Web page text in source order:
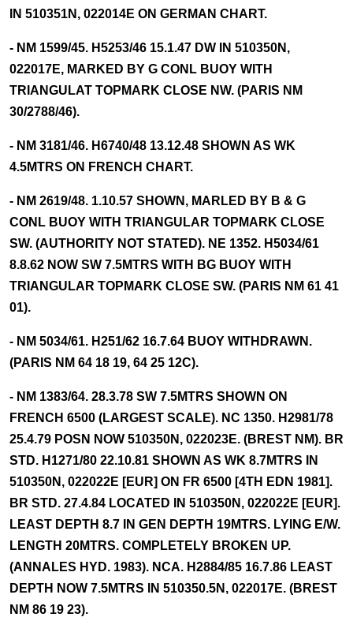
IN 510351N, 022014E ON GERMAN CHART.
- NM 1599/45. H5253/46 15.1.47 DW IN 510350N,
022017E, MARKED BY G CONL BUOY WITH
TRIANGULAT TOPMARK CLOSE NW. (PARIS NM
30/2788/46).
- NM 3181/46. H6740/48 13.12.48 SHOWN AS WK
4.5MTRS ON FRENCH CHART.
- NM 2619/48. 1.10.57 SHOWN, MARLED BY B & G
CONL BUOY WITH TRIANGULAR TOPMARK CLOSE
SW. (AUTHORITY NOT STATED). NE 1352. H5034/61
8.8.62 NOW SW 7.5MTRS WITH BG BUOY WITH
TRIANGULAR TOPMARK CLOSE SW. (PARIS NM 61 41
01).
- NM 5034/61. H251/62 16.7.64 BUOY WITHDRAWN.
(PARIS NM 64 18 19, 64 25 12C).
- NM 1383/64. 28.3.78 SW 7.5MTRS SHOWN ON
FRENCH 6500 (LARGEST SCALE). NC 1350. H2981/78
25.4.79 POSN NOW 510350N, 022023E. (BREST NM). BR
STD. H1271/80 22.10.81 SHOWN AS WK 8.7MTRS IN
510350N, 022022E [EUR] ON FR 6500 [4TH EDN 1981].
BR STD. 27.4.84 LOCATED IN 510350N, 022022E [EUR].
LEAST DEPTH 8.7 IN GEN DEPTH 19MTRS. LYING E/W.
LENGTH 20MTRS. COMPLETELY BROKEN UP.
(ANNALES HYD. 1983). NCA. H2884/85 16.7.86 LEAST
DEPTH NOW 7.5MTRS IN 510350.5N, 022017E. (BREST
NM 86 19 23).